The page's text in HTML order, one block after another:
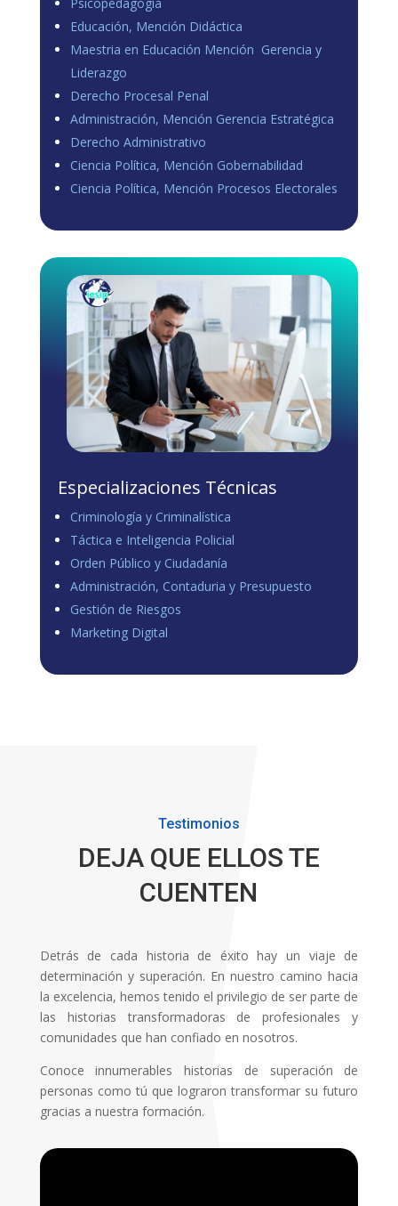
Educación, Mención Didáctica
Maestria en Educación Mención Gerencia y
Liderazgo
Derecho Procesal Penal
Administración, Mención Gerencia Estratégica
Derecho Administrativo
Ciencia Política, Mención Gobernabilidad
Ciencia Política, Mención Procesos Electorales
Especializaciones Técnicas
Criminología y Criminalística
Táctica e Inteligencia Policial
Orden Público y Ciudadanía
Administración, Contaduria y Presupuesto
Gestión de Riesgos
Marketing Digital
Testimonios
DEJA QUE ELLOS TE
CUENTEN
Detrás de cada historia de éxito hay un viaje de
determinación y superación. En nuestro camino hacia
la excelencia, hemos tenido el privilegio de ser parte de
las historias transformadoras de profesionales y
comunidades que han confiado en nosotros.
Conoce innumerables historias de superación de
personas como tú que lograron transformar su futuro
gracias a nuestra formación.